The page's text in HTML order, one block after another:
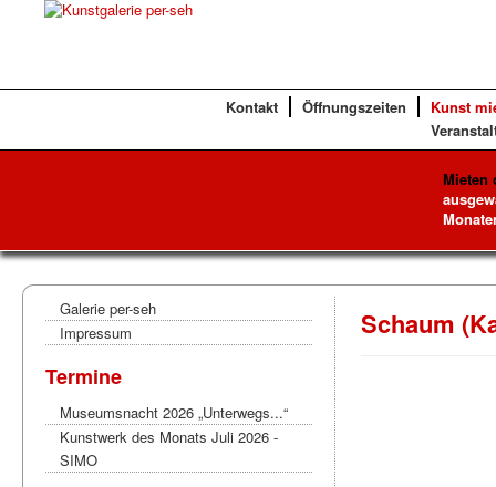
Kontakt Öffnungszeiten
Kunst
Mieten
Galerie per-seh
Impressum
Termine
Museumsnacht 2026 „Unterwegs...“
Kunstwerk des Monats Juli 2026 -
SIMO
Schaum